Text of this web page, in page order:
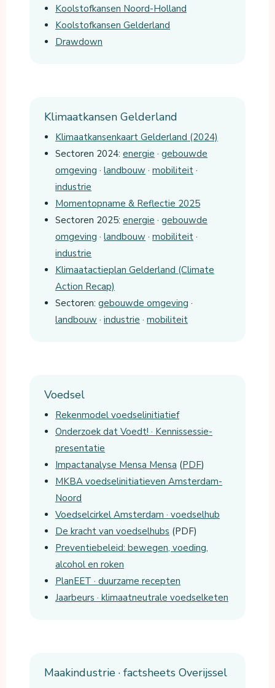
Koolstofkansen Noord-Holland
Koolstofkansen Gelderland
Drawdown
Klimaatkansen Gelderland
Klimaatkansenkaart Gelderland (2024)
Sectoren 2024:energie ·gebouwde
omgeving ·landbouw ·mobiliteit ·
industrie
Momentopname & Reflectie 2025
Sectoren 2025:energie ·gebouwde
omgeving ·landbouw ·mobiliteit ·
industrie
Klimaatactieplan Gelderland (Climate
Action Recap)
Sectoren:gebouwde omgeving ·
landbouw ·industrie ·mobiliteit
Voedsel
Rekenmodel voedselinitiatief
Onderzoek dat Voedt! · Kennissessie-
presentatie
Impactanalyse Mensa Mensa (PDF)
MKBA voedselinitiatieven Amsterdam-
Noord
Voedselcirkel Amsterdam · voedselhub
De kracht van voedselhubs (PDF)
Preventiebeleid: bewegen, voeding,
alcohol en roken
PlanEET · duurzame recepten
Jaarbeurs · klimaatneutrale voedselketen
Maakindustrie · factsheets Overijssel